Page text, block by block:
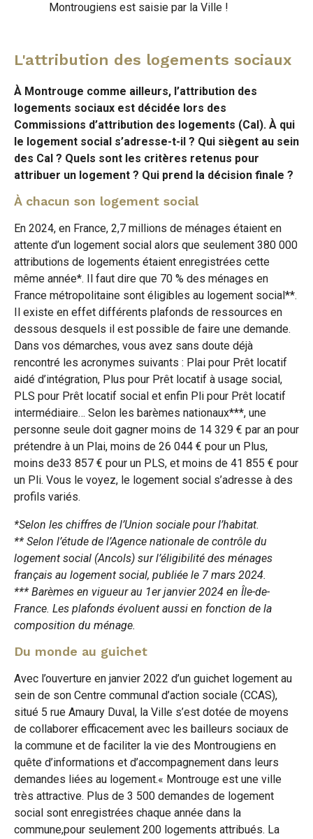
Montrougiens est saisie par la Ville !
L'attribution des logements sociaux
À Montrouge comme ailleurs, l’attribution des
logements sociaux est décidée lors des
Commissions d’attribution des logements (Cal). À qui
le logement social s’adresse-t-il ? Qui siègent au sein
des Cal ? Quels sont les critères retenus pour
attribuer un logement ? Qui prend la décision finale ?
À chacun son logement social
En 2024, en France, 2,7 millions de ménages étaient en
attente d’un logement social alors que seulement 380 000
attributions de logements étaient enregistrées cette
même année*. Il faut dire que 70 % des ménages en
France métropolitaine sont éligibles au logement social**.
Il existe en effet différents plafonds de ressources en
dessous desquels il est possible de faire une demande.
Dans vos démarches, vous avez sans doute déjà
rencontré les acronymes suivants : Plai pour Prêt locatif
aidé d’intégration, Plus pour Prêt locatif à usage social,
PLS pour Prêt locatif social et enfin Pli pour Prêt locatif
intermédiaire… Selon les barèmes nationaux***, une
personne seule doit gagner moins de 14 329 € par an pour
prétendre à un Plai, moins de 26 044 € pour un Plus,
moins de33 857 € pour un PLS, et moins de 41 855 € pour
un Pli. Vous le voyez, le logement social s’adresse à des
profils variés.
*Selon les chiffres de l’Union sociale pour l’habitat.
** Selon l’étude de l’Agence nationale de contrôle du
logement social (Ancols) sur l’éligibilité des ménages
français au logement social, publiée le 7 mars 2024.
*** Barèmes en vigueur au 1er janvier 2024 en Île-de-
France. Les plafonds évoluent aussi en fonction de la
composition du ménage.
Du monde au guichet
Avec l’ouverture en janvier 2022 d’un guichet logement au
sein de son Centre communal d’action sociale (CCAS),
situé 5 rue Amaury Duval, la Ville s’est dotée de moyens
de collaborer efficacement avec les bailleurs sociaux de
la commune et de faciliter la vie des Montrougiens en
quête d’informations et d’accompagnement dans leurs
demandes liées au logement.« Montrouge est une ville
très attractive. Plus de 3 500 demandes de logement
social sont enregistrées chaque année dans la
commune,pour seulement 200 logements attribués. La